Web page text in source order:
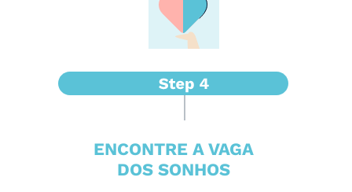
ENCONTRE A VAGA
DOS SONHOS